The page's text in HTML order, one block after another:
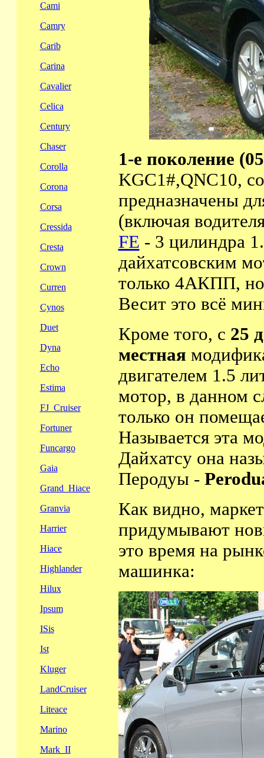
Cami
Camry
Carib
Carina
Cavalier
Celica
Century
Chaser
Corolla
Corona
Corsa
Cressida
Cresta
Crown
Curren
Cynos
Duet
Dyna
Echo
Estima
FJ_Cruiser
Fortuner
Funcargo
Gaia
Grand_Hiace
Granvia
Harrier
Hiace
Highlander
Hilux
Ipsum
ISis
Ist
Kluger
LandCruiser
Liteace
Marino
Mark_II
1-е поколение
KGC1#,QNC10,
предназначены
(включая
FE - 3 цилиндра
дайхатсовским
только 4АКПП,
Весит это всё
Кроме того, с 25
местная
двигателем 1.5
мотор, в данном
только он
Называется эта
Дайхатсу она
Перодуы -
Как видно,
придумывают
это время на
машинка: